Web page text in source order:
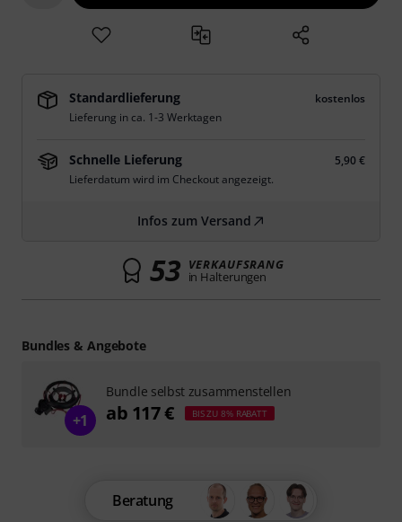
Standardlieferung
kostenlos
Lieferung in ca. 1-3 Werktagen
Schnelle Lieferung
5,90 €
Lieferdatum wird im Checkout angezeigt.
Infos zum Versand
53 VERKAUFSRANG
in Halterungen
Beratung
Bundles & Angebote
+1
Bundle selbst zusammenstellen
ab 117 € BIS ZU 8% RABATT